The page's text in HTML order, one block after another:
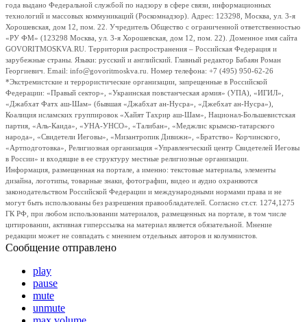
года выдано Федеральной службой по надзору в сфере связи, информационных
технологий и массовых коммуникаций (Роскомнадзор). Адрес: 123298, Москва, ул. 3-я
Хорошевская, дом 12, пом. 22. Учредитель Общество с ограниченной ответственностью
«РУ ФМ» (123298 Москва, ул. 3-я Хорошевская, дом 12, пом. 22). Доменное имя сайта
GOVORITMOSKVA.RU. Территория распространения – Российская Федерация и
зарубежные страны. Языки: русский и английский. Главный редактор Бабаян Роман
Георгиевич. Email: info@govoritmoskva.ru. Номер телефона: +7 (495) 950-62-26
*Экстремистские и террористические организации, запрещенные в Российской
Федерации: «Правый сектор», «Украинская повстанческая армия» (УПА), «ИГИЛ»,
«Джабхат Фатх аш-Шам» (бывшая «Джабхат ан-Нусра», «Джебхат ан-Нусра»),
Коалиция исламских группировок «Хайят Тахрир аш-Шам», Национал-Большевистская
партия, «Аль-Каида», «УНА-УНСО», «Талибан», «Меджлис крымско-татарского
народа», «Свидетели Иеговы», «Мизантропик Дивижн», «Братство» Корчинского,
«Артподготовка», Религиозная организация «Управленческий центр Свидетелей Иеговы
в России» и входящие в ее структуру местные религиозные организации.
Информация, размещенная на портале, а именно: текстовые материалы, элементы
дизайна, логотипы, товарные знаки, фотографии, видео и аудио охраняются
законодательством Российской Федерации и международными нормами права и не
могут быть использованы без разрешения правообладателей. Согласно ст.ст. 1274,1275
ГК РФ, при любом использовании материалов, размещенных на портале, в том числе
цитировании, активная гиперссылка на материал является обязательной. Мнение
редакции может не совпадать с мнением отдельных авторов и колумнистов.
Сообщение отправлено
play
pause
mute
unmute